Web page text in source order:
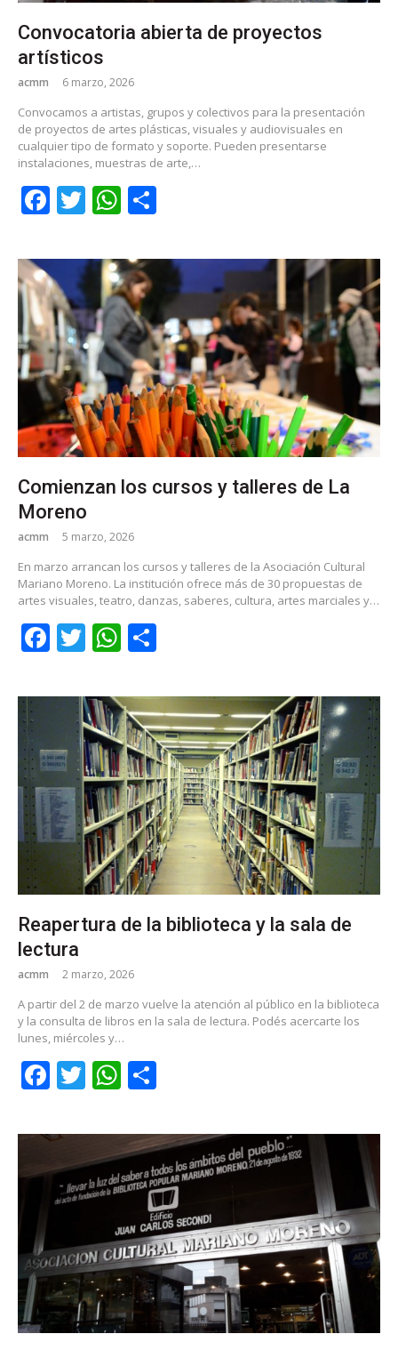
Convocatoria abierta de proyectos
artísticos
acmm 6 marzo, 2026
Convocamos a artistas, grupos y colectivos para la presentación
de proyectos de artes plásticas, visuales y audiovisuales en
cualquier tipo de formato y soporte. Pueden presentarse
instalaciones, muestras de arte,…
Facebook
TwitterWhatsApp
Comienzan los cursos y talleres de La
Moreno
acmm 5 marzo, 2026
En marzo arrancan los cursos y talleres de la Asociación Cultural
Mariano Moreno. La institución ofrece más de 30 propuestas de
artes visuales, teatro, danzas, saberes, cultura, artes marciales y…
Facebook
TwitterWhatsApp
Reapertura de la biblioteca y la sala de
lectura
acmm 2 marzo, 2026
A partir del 2 de marzo vuelve la atención al público en la biblioteca
y la consulta de libros en la sala de lectura. Podés acercarte los
lunes, miércoles y…
Facebook
TwitterWhatsApp